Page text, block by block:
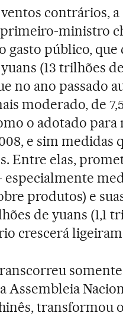
contrários,
ministro
gasto público, que
(13 trilhões
no ano passado
moderado, de
o adotado
e sim medidas
Entre elas,
especialmente
produtos) e
de yuans (1,1
crescerá
somente
Assembleia
transformou